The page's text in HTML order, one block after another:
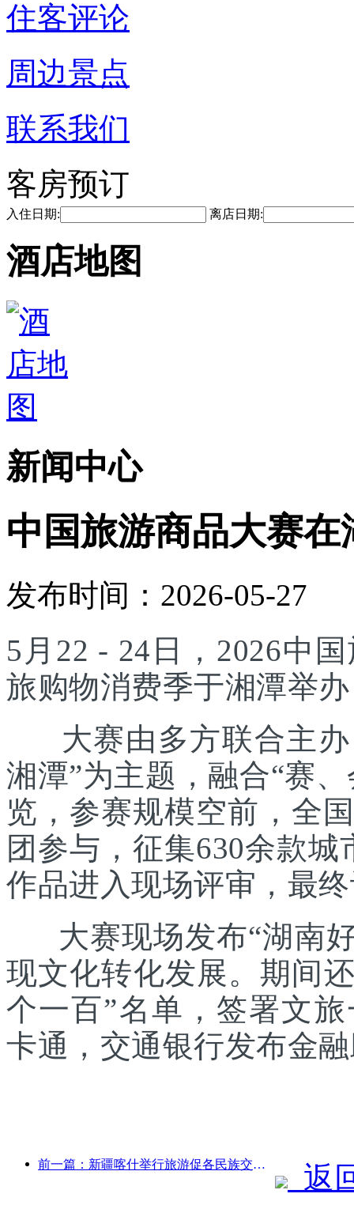
住客评论
周边景点
联系我们
客房预订
入住日期: 离店日期:
酒店地图
新闻中心
中国旅游商品大赛
发布时间：2026-05-27
5月22 - 24日，2026中
旅购物消费季于湘潭举
大赛由多方联合主办
湘潭”为主题，融合“赛
览，参赛规模空前，全
团参与，征集630余款
作品进入现场评审，最
大赛现场发布“湖南好
现文化转化发展。期间
个一百”名单，签署文
卡通，交通银行发布金
前一篇：新疆喀什举行旅游促各民族交流推广活动 返